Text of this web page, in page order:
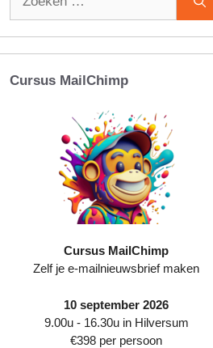
Cursus MailChimp
Cursus MailChimp
Zelf je e-mailnieuwsbrief maken
10 september 2026
9.00u - 16.30u in Hilversum
€398 per persoon